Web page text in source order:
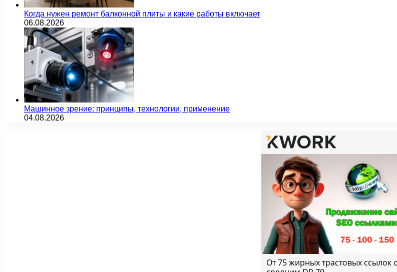
Когда нужен ремонт балконной плиты и какие работы включает
06.08.2026
Машинное зрение: принципы, технологии, применение
04.08.2026